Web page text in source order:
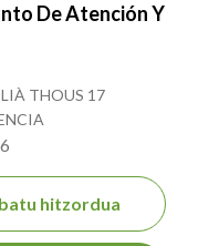
De Atención Y
THOUS 17
hitzordua